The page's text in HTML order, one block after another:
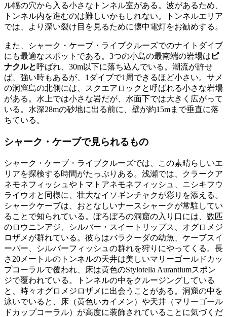
ル幅の穴から入る小さなトンネル室がある。波があるため、
トンネル内を進むのは難しいかもしれない。トンネルエリア
では、より深い裂け目を見るために懐中電灯をお勧めする。
また、シャーク・ケーブ・ライブクルーズでのナイトダイブ
にも最適なスポットである。3つの小島の最南端の岩場は ピ
ナクルと呼ばれ、30m以下に落ち込んでいる。潮流が許せ
ば、強い時もあるが、1ダイブで1周できるほど小さい。サメ
の洞窟島の北側には、スクエアロックと呼ばれる小さな岩場
がある。水上では小さな岩だが、水面下では大きく広がって
いる。水深28mの砂地に出る前に、壁が約15mまで垂直に落
ちている。
シャーク・ケーブで見られるもの
シャーク・ケーブ・ライブクルーズでは、この素晴らしいエ
リアを探検する時間がたっぷりある。浅瀬では、クラークア
ネモネフィッシュやトマトアネモネフィッシュ、ニシキフウ
ライウオと同様に、壮大なイソギンチャクが彩りを添える。
シャークケーブは、おとなしいナースシャークが常駐してい
ることで知られている。ぼろぼろの洞窟の入り口には、数匹
のロウニンアジ、シルバー・スイートリップス、オグロメジ
ロザメが群れている。彼らはバラクーダの幼魚、ケーブスイ
ーパー、シルバーフィッシュの群れを狩りにやってくる。長
さ20メートルのトンネルの天井は美しいマリーゴールドカッ
プコーラルで覆われ、床は黄色のStylotella Aurantiumスポン
ジで覆われている。トンネルの中をクルージングしている
と、時々オグロメジロザメに出会うことがある。洞窟の中を
泳いでいると、床（黄色いカイメン）や天井（マリーゴール
ドカップコーラル）が高度に装飾されていることに気づくだ